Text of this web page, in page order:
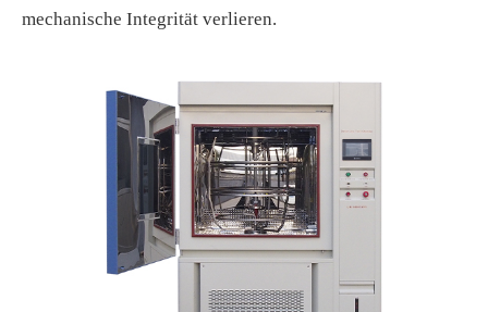
mechanische Integrität verlieren.